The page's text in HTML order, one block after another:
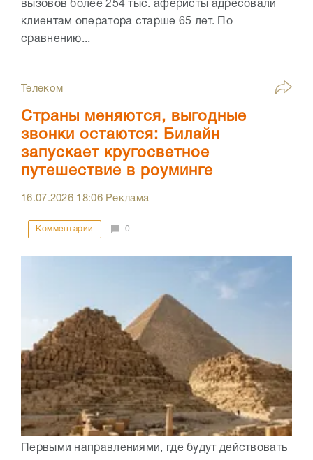
вызовов более 254 тыс. аферисты адресовали
клиентам оператора старше 65 лет. По
сравнению...
Телеком
Страны меняются, выгодные
звонки остаются: Билайн
запускает кругосветное
путешествие в роуминге
16.07.2026 18:06Реклама
Комментарии 0
Первыми направлениями, где будут действовать